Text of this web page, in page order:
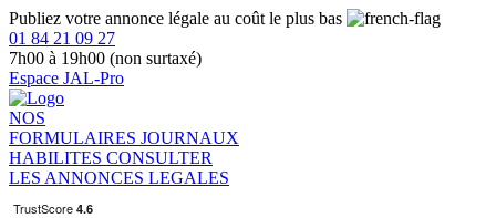
Publiez votre annonce légale au coût le plus bas
01 84 21 09 27
7h00 à 19h00 (non surtaxé)
Espace JAL-Pro
NOS
FORMULAIRES JOURNAUX
HABILITES CONSULTER
LES ANNONCES LEGALES